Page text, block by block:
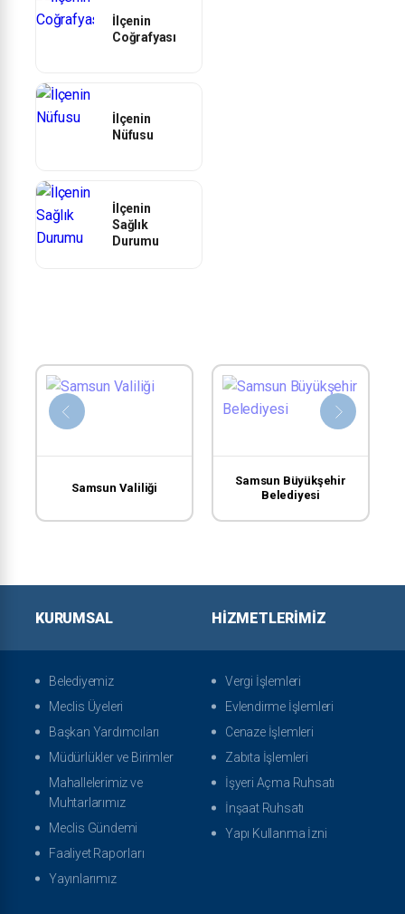
İlçenin
Coğrafyası
İlçenin
Nüfusu
İlçenin
Sağlık
Durumu
Samsun Valiliği
Samsun Büyükşehir
Belediyesi
KURUMSAL
Belediyemiz
Meclis Üyeleri
Başkan Yardımcıları
Müdürlükler ve Birimler
Mahallelerimiz ve
Muhtarlarımız
Meclis Gündemi
Faaliyet Raporları
Yayınlarımız
HIZMETLERIMIZ
Vergi İşlemleri
Evlendirme İşlemleri
Cenaze İşlemleri
Zabıta İşlemleri
İşyeri Açma Ruhsatı
İnşaat Ruhsatı
Yapı Kullanma İzni